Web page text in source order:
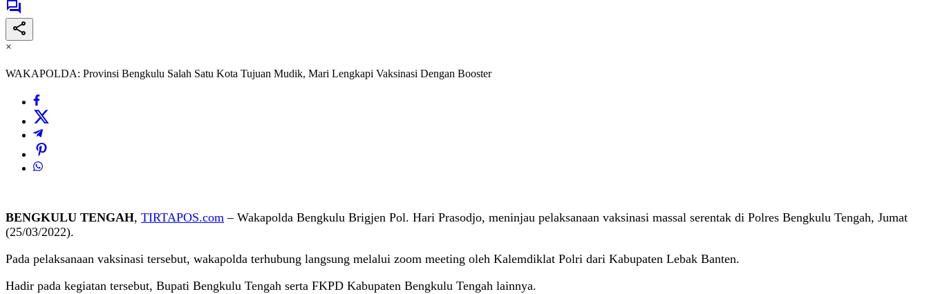
×
WAKAPOLDA: Provinsi Bengkulu Salah Satu Kota Tujuan Mudik, Mari Lengkapi Vaksinasi Dengan Booster
BENGKULU TENGAH, TIRTAPOS.com – Wakapolda Bengkulu Brigjen Pol. Hari Prasodjo, meninjau pelaksanaan vaksinasi massal serentak di Polres Bengkulu Tengah, Jumat
(25/03/2022).
Pada pelaksanaan vaksinasi tersebut, wakapolda terhubung langsung melalui zoom meeting oleh Kalemdiklat Polri dari Kabupaten Lebak Banten.
Hadir pada kegiatan tersebut, Bupati Bengkulu Tengah serta FKPD Kabupaten Bengkulu Tengah lainnya.